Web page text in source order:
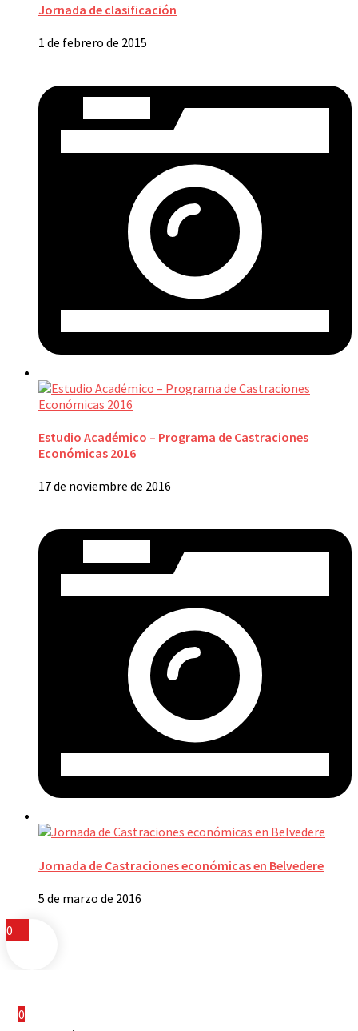
Jornada de clasificación
1 de febrero de 2015
Estudio Académico – Programa de Castraciones
Económicas 2016
17 de noviembre de 2016
Jornada de Castraciones económicas en Belvedere
5 de marzo de 2016
0
0